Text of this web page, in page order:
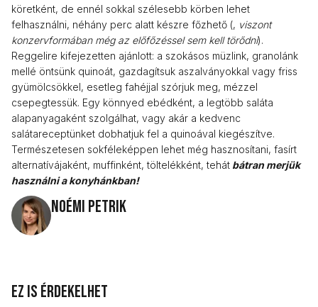
köretként, de ennél sokkal szélesebb körben lehet
felhasználni, néhány perc alatt készre főzhető (, viszont
konzervformában még az előfőzéssel sem kell törődni).
Reggelire kifejezetten ajánlott: a szokásos müzlink, granolánk
mellé öntsünk quinoát, gazdagítsuk aszalványokkal vagy friss
gyümölcsökkel, esetleg fahéjjal szórjuk meg, mézzel
csepegtessük. Egy könnyed ebédként, a legtöbb saláta
alapanyagaként szolgálhat, vagy akár a kedvenc
salátareceptünket dobhatjuk fel a quinoával kiegészítve.
Természetesen sokféleképpen lehet még hasznosítani, fasírt
alternatívájaként, muffinként, töltelékként, tehát bátran merjük
használni a konyhánkban!
Noémi Petrik
Ez is érdekelhet